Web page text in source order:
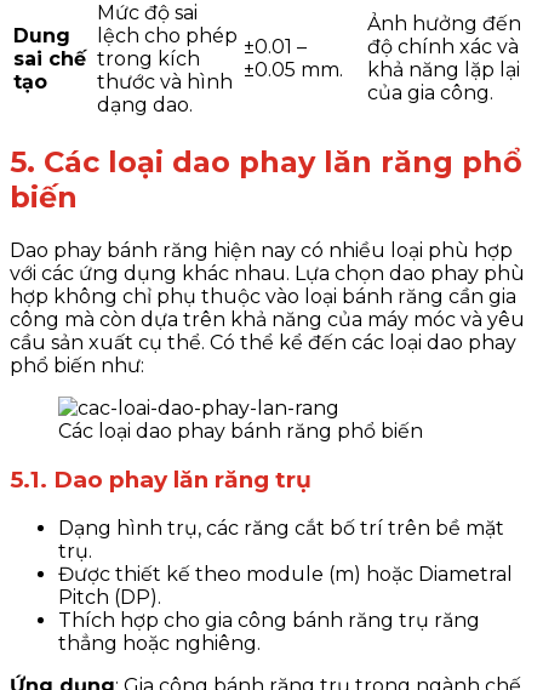
Dung
sai chế
tạo
Mức độ sai
lệch cho phép
trong kích
thước và hình
dạng dao.
±0.01 –
±0.05 mm.
Ảnh hưởng đến
độ chính xác và
khả năng lặp lại
của gia công.
5. Các loại dao phay lăn răng phổ
biến
Dao phay bánh răng hiện nay có nhiều loại phù hợp
với các ứng dụng khác nhau. Lựa chọn dao phay phù
hợp không chỉ phụ thuộc vào loại bánh răng cần gia
công mà còn dựa trên khả năng của máy móc và yêu
cầu sản xuất cụ thể. Có thể kể đến các loại dao phay
phổ biến như:
Các loại dao phay bánh răng phổ biến
5.1. Dao phay lăn răng trụ
Dạng hình trụ, các răng cắt bố trí trên bề mặt
trụ.
Được thiết kế theo module (m) hoặc Diametral
Pitch (DP).
Thích hợp cho gia công bánh răng trụ răng
thẳng hoặc nghiêng.